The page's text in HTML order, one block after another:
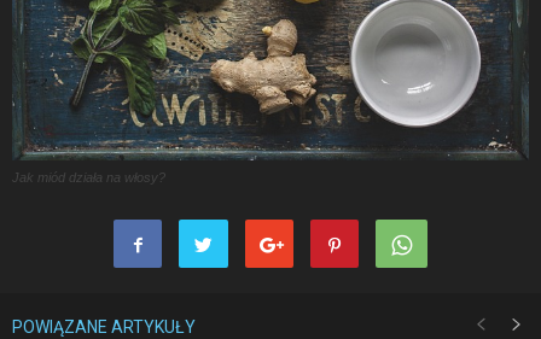
Jak miód działa na włosy?
POWIĄZANE ARTYKUŁY